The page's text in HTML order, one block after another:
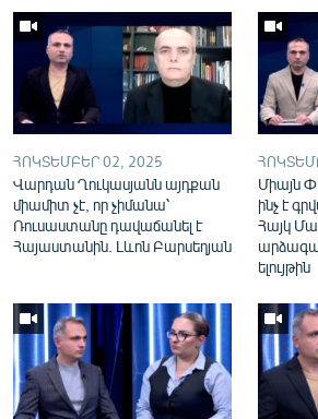
English
Русский
ՀԵՏԵՎԵՔ ՄԵԶ
«Ազատության» բոլոր կայքերը
ՀՈԿՏԵՄԲԵՐ 02, 2025
Վարդան Ղուկասյանն այդքան
միամիտ չէ, որ չիմանա՝
Ռուսաստանը դավաճանել է
Հայաստանին. Լևոն Բարսեղյան
Միայն
ինչ է
Հայկ
ելույթին